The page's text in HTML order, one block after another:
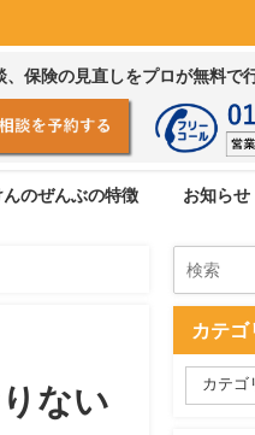
、保険の見直しをプロが無料で
んのぜんぶの特徴 お知らせ
ない
カテゴ